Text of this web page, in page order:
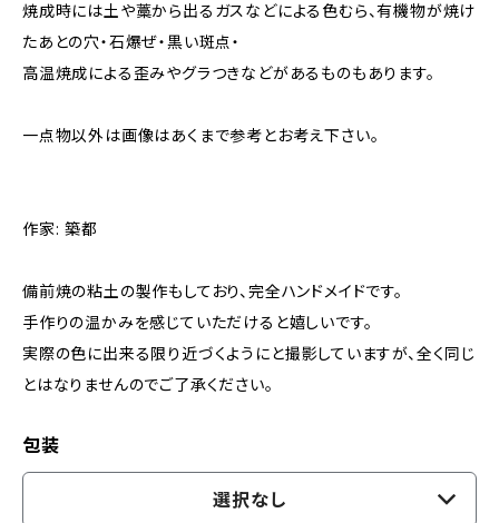
焼成時には土や藁から出るガスなどによる色むら、有機物が焼け
たあとの穴・石爆ぜ・黒い斑点・
高温焼成による歪みやグラつきなどがあるものもあります。
一点物以外は画像はあくまで参考とお考え下さい。
作家: 築都
備前焼の粘土の製作もしており、完全ハンドメイドです。
手作りの温かみを感じていただけると嬉しいです。
実際の色に出来る限り近づくようにと撮影していますが、全く同じ
とはなりませんのでご了承ください。
包装
選択なし